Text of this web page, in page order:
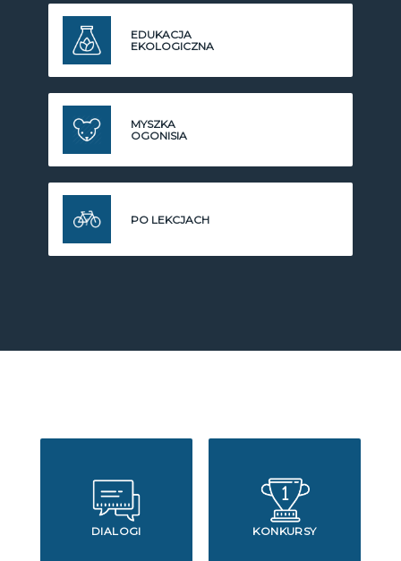
EDUKACJA
EKOLOGICZNA
MYSZKA
OGONISIA
PO LEKCJACH
DIALOGI KONKURSY